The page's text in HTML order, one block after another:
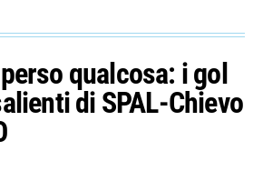
qualcosa: i gol
di SPAL-Chievo